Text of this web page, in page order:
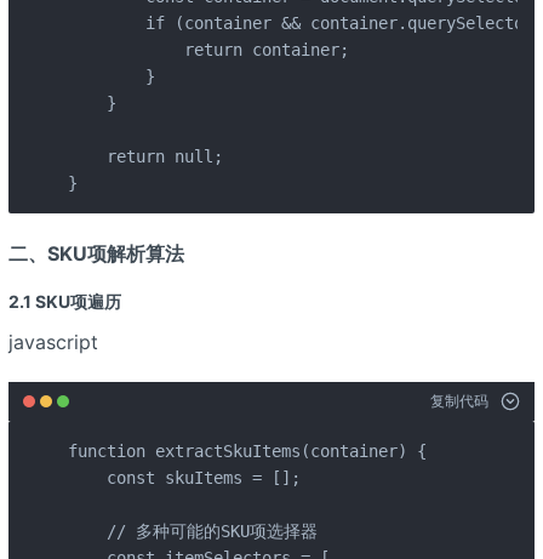
if (container &&
            return container;
        }
    }
    return null;
}
二、SKU项解析算法
2.1 SKU项遍历
javascript
复制代码
function extractSkuItems(container) {
    const skuItems = [];
    // 多种可能的SKU项选择器